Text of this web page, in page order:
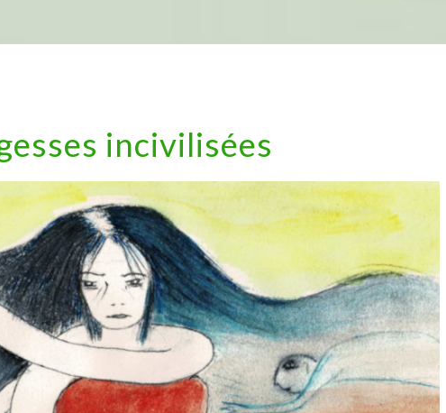
incivilisées